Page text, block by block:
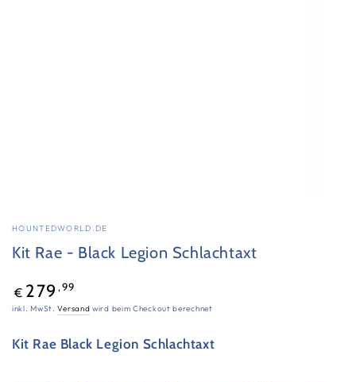
HOUNTEDWORLD.DE
Kit Rae - Black Legion Schlachtaxt
Regulärer
Preis
€ 279 ,99
inkl. MwSt.Versand wird beim Checkout berechnet
Kit Rae Black Legion Schlachtaxt